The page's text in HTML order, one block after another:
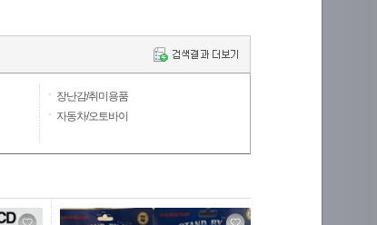
장난감/취미용품
자동차/오토바이